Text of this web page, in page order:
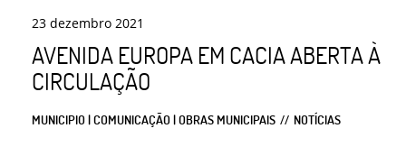
23 dezembro 2021
AVENIDA EUROPA EM CACIA ABERTA À
CIRCULAÇÃO
MUNICIPIO | COMUNICAÇÃO | OBRAS MUNICIPAIS NOTÍCIAS